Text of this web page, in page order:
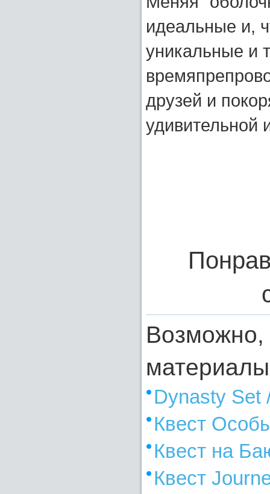
идеальные и,
уникальные и
друзей и
удивительной
Возможно,
Dynasty Set
Квест
Квест на
Квест